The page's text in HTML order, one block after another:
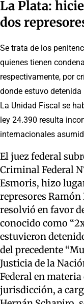
La Plata:
dos
Se trata de los
quienes tienen
respectivamente, por
donde estuvo
La Unidad Fiscal se
ley 24.390 resulta
internacionales
El juez federal
Criminal Federal
Esmoris, hizo
represores
resolvió en favor
conocido como
estuvieron
del precedente
Justicia de la
Federal en
jurisdicción, a